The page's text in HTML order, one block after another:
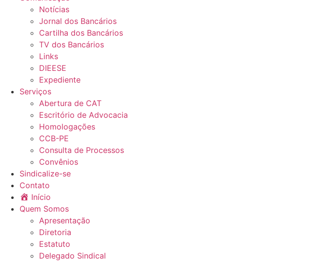
Notícias
Jornal dos Bancários
Cartilha dos Bancários
TV dos Bancários
Links
DIEESE
Expediente
Serviços
Abertura de CAT
Escritório de Advocacia
Homologações
CCB-PE
Consulta de Processos
Convênios
Sindicalize-se
Contato
Início
Quem Somos
Apresentação
Diretoria
Estatuto
Delegado Sindical